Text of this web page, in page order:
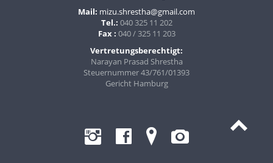
Mail: mizu.shrestha@gmail.com
Tel.: 040 325 11 202
Fax : 040 / 325 11 203
Vertretungsberechtigt:
Narayan Prasad Shrestha
Steuernummer 43/761/01393
Gericht Hamburg